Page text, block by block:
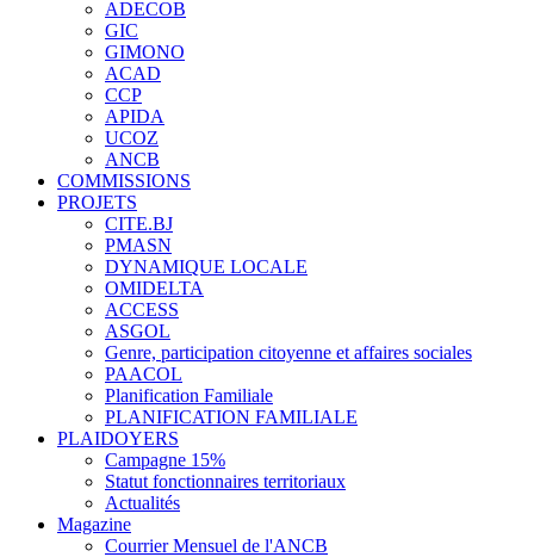
ADECOB
GIC
GIMONO
ACAD
CCP
APIDA
UCOZ
ANCB
COMMISSIONS
PROJETS
CITE.BJ
PMASN
DYNAMIQUE LOCALE
OMIDELTA
ACCESS
ASGOL
Genre, participation citoyenne et affaires sociales
PAACOL
Planification Familiale
PLANIFICATION FAMILIALE
PLAIDOYERS
Campagne 15%
Statut fonctionnaires territoriaux
Actualités
Magazine
Courrier Mensuel de l'ANCB